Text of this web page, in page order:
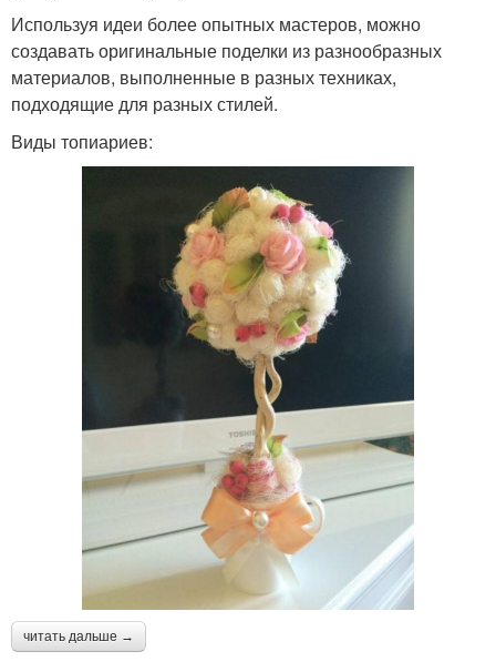
Используя идеи более опытных мастеров, можно
создавать оригинальные поделки из разнообразных
материалов, выполненные в разных техниках,
подходящие для разных стилей.
Виды топиариев:
читать дальше →